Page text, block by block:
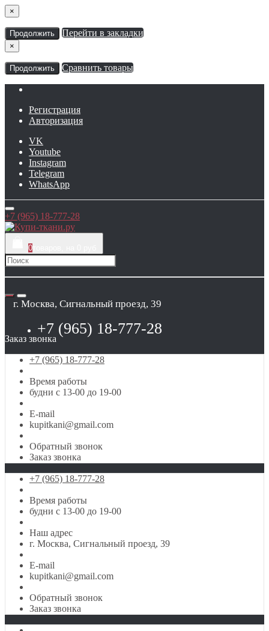
×
Продолжить Перейти в закладки
×
Продолжить Сравнить товары
Регистрация
Авторизация
VK
Youtube
Instagram
Telegram
WhatsApp
+7 (965) 18-777-28
0
г. Москва, Сигнальный проезд, 39
+7 (965) 18-777-28
Заказ звонка
+7 (965) 18-777-28
Время работы
будни с 13-00 до 19-00
E-mail
kupitkani@gmail.com
Обратный звонок
Заказ звонка
+7 (965) 18-777-28
Время работы
будни с 13-00 до 19-00
Наш адрес
г. Москва, Сигнальный проезд, 39
E-mail
kupitkani@gmail.com
Обратный звонок
Заказ звонка